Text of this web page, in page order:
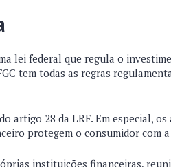
lei federal que regula o
tem todas as regras
artigo 28 da LRF. Em especial, os
protegem o consumidor com
instituições financeiras,